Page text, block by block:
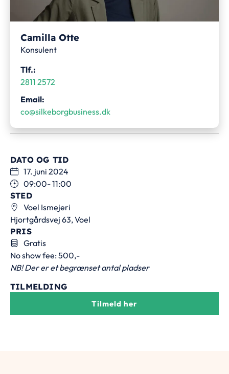
Camilla Otte
Konsulent
Tlf.:
2811 2572
Email:
co@silkeborgbusiness.dk
DATO OG TID
17. juni 2024
09:00- 11:00
STED
Voel Ismejeri
Hjortgårdsvej 63, Voel
PRIS
Gratis
No show fee: 500,-
NB! Der er et begrænset antal pladser
TILMELDING
Tilmeld her